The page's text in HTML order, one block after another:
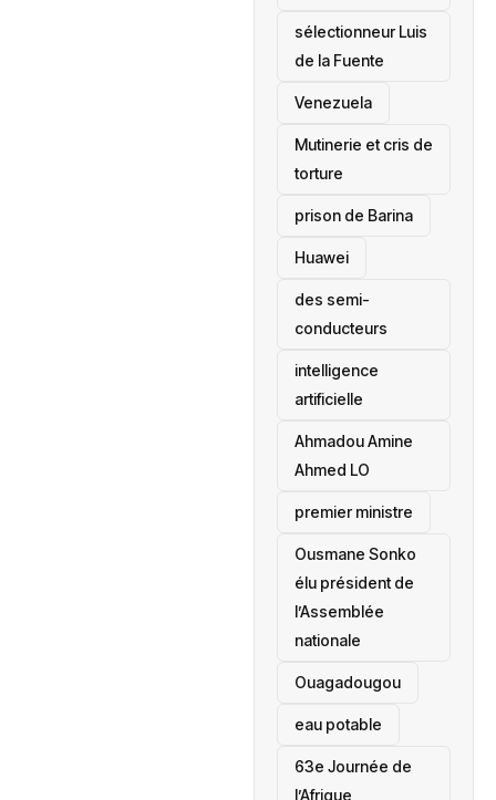
sélectionneur Luis
de la Fuente
‎Venezuela
Mutinerie et cris de
torture
prison de Barina
Huawei
des semi-
conducteurs
intelligence
artificielle
Ahmadou Amine
Ahmed LO
premier ministre
Ousmane Sonko
élu président de
l’Assemblée
nationale
‎Ouagadougou
eau potable
63e Journée de
l’Afrique